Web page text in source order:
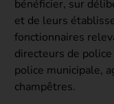
bénéficier, sur
et de leurs
fonctionnaires
directeurs de
police municipale,
champêtres.